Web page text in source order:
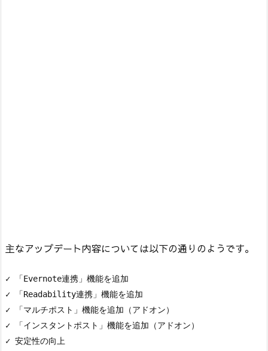
主なアップデート内容については以下の通りのようです。
✓ 「Evernote連携」機能を追加
✓ 「Readability連携」機能を追加
✓ 「マルチポスト」機能を追加（アドオン）
✓ 「インスタントポスト」機能を追加（アドオン）
✓ 安定性の向上